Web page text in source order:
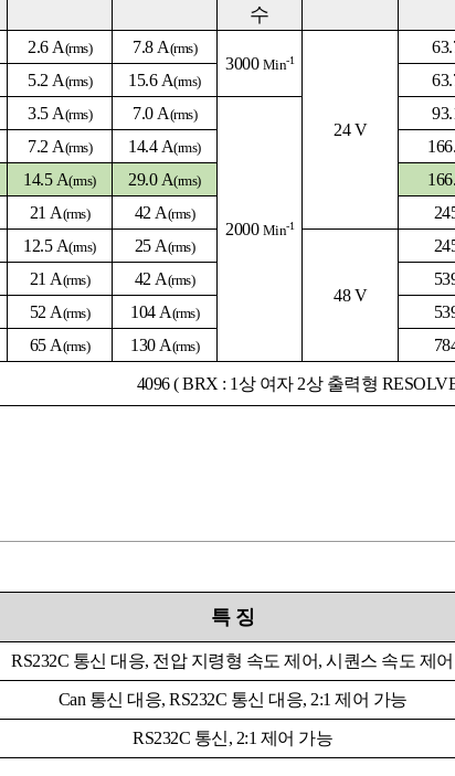
수
2.6 A(rms) 7.8 A(rms)
3000 Min-1
24 V
5.2 A(rms) 15.6 A(rms)
3.5 A(rms) 7.0 A(rms)
2000 Min-1
7.2 A(rms) 14.4 A(rms)
14.5 A(rms) 29.0 A(rms)
21 A(rms) 42 A(rms)
12.5 A(rms) 25 A(rms)
48 V
21 A(rms) 42 A(rms)
52 A(rms) 104 A(rms)
65 A(rms) 130 A(rms)
4096 ( BRX : 1상 여자 2상 출력형
특 징
RS232C 통신 대응, 전압 지령형 속도 제어, 시퀀스 속도 제어
Can 통신 대응, RS232C 통신 대응, 2:1 제어 가능
RS232C 통신, 2:1 제어 가능